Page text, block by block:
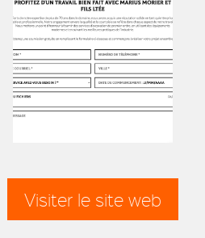
Visiter le site web